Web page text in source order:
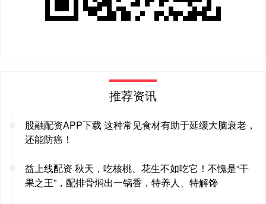
推荐资讯
股融配资APP下载 这种常见食材有助于延缓大脑衰老，
还能防癌！
益上线配资 秋天，吃核桃、花生不如吃它！不愧是“干
果之王”，配排骨焖出一锅香，特养人、特解馋